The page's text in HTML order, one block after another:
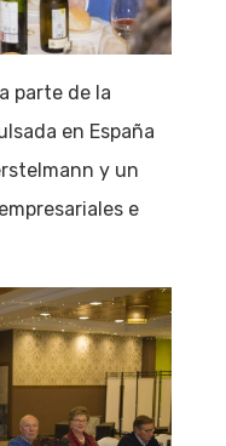
parte de la
en España
y un
e